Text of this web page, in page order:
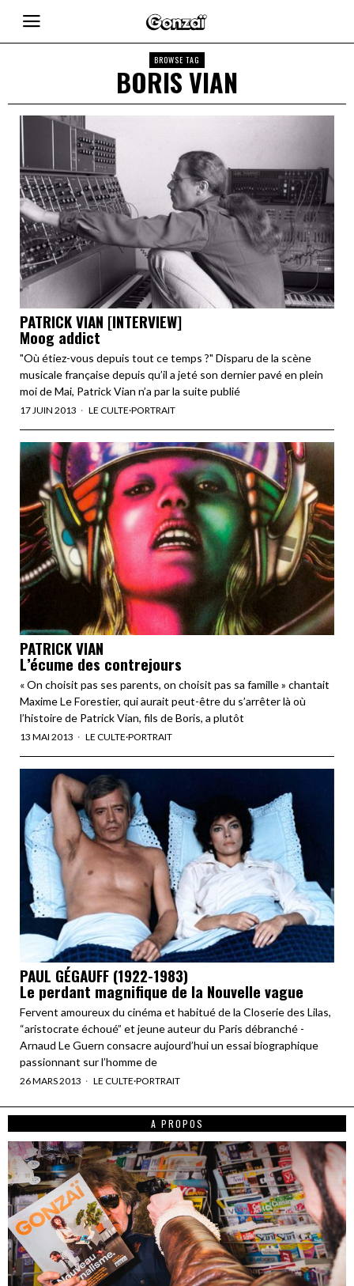
BROWSE TAG
BORIS VIAN
PATRICK VIAN [INTERVIEW]
Moog addict
"Où étiez-vous depuis tout ce temps ?" Disparu de la scène
musicale française depuis qu’il a jeté son dernier pavé en plein
moi de Mai, Patrick Vian n’a par la suite publié
17 JUIN 2013 LE CULTE·PORTRAIT
PATRICK VIAN
L’écume des contrejours
« On choisit pas ses parents, on choisit pas sa famille » chantait
Maxime Le Forestier, qui aurait peut-être du s’arrêter là où
l’histoire de Patrick Vian, fils de Boris, a plutôt
13 MAI 2013 LE CULTE·PORTRAIT
PAUL GÉGAUFF (1922-1983)
Le perdant magnifique de la Nouvelle vague
Fervent amoureux du cinéma et habitué de la Closerie des Lilas,
“aristocrate échoué” et jeune auteur du Paris débranché -
Arnaud Le Guern consacre aujourd’hui un essai biographique
passionnant sur l’homme de
26 MARS 2013 LE CULTE·PORTRAIT
A PROPOS